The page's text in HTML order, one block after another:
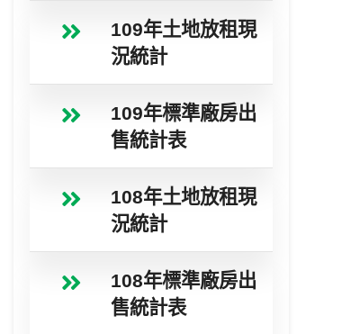
109年土地放租現
況統計
109年標準廠房出
售統計表
108年土地放租現
況統計
108年標準廠房出
售統計表